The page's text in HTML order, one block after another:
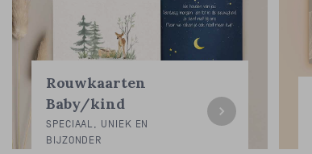
Rouwkaarten
Baby/kind
SPECIAAL, UNIEK EN
BIJZONDER